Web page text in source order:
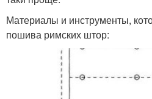
Материалы и инструменты,
пошива римских штор: